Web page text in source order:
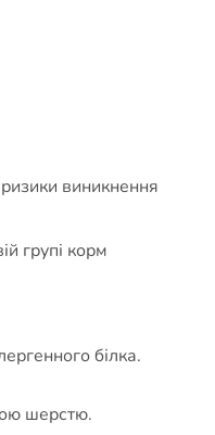
виникнення
групі корм
білка.
шерстю.